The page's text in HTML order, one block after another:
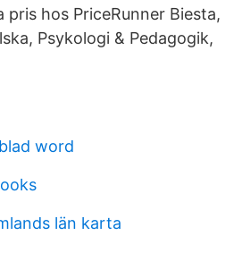
hos PriceRunner Biesta,
Psykologi & Pedagogik,
word
län karta